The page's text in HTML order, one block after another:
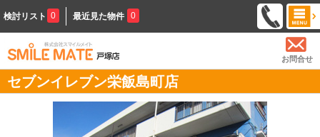
検討リスト 0 最近見た物件 0
お問合せ
セブンイレブン栄飯島町店